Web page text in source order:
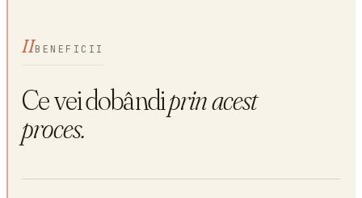
IIBENEFICII
Ce vei dobândiprin acest
proces.